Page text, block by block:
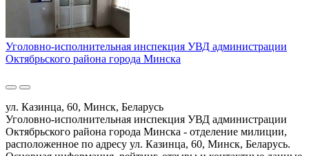
Уголовно-исполнительная инспекция УВД администрации
Октябрьского района города Минска
ул. Казинца, 60, Минск, Беларусь
Уголовно-исполнительная инспекция УВД администрации
Октябрьского района города Минска - отделение милиции,
расположенное по адресу ул. Казинца, 60, Минск, Беларусь.